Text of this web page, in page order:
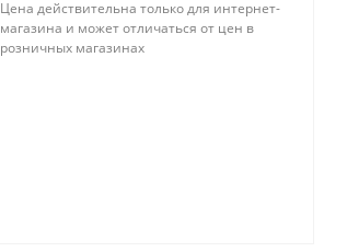
Цена действительна только для интернет-
магазина и может отличаться от цен в
розничных магазинах